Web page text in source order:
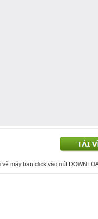
về máy bạn click vào nút